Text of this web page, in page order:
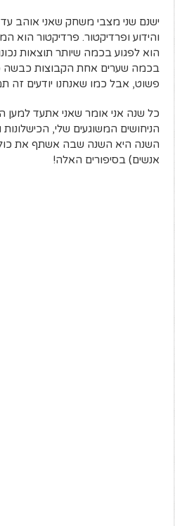
ישנם שני מצבי משחק שאני אוהב
והידוע ופרדיקטור. פרדיקטור הוא
הוא לפגוע בכמה שיותר תוצאות
בכמה שערים אחת הקבוצות כבשה
פשוט, אבל כמו שאנחנו יודעים זה
כל שנה אני אומר שאני אתעד למען
הניחושים המשוגעים שלי,
השנה היא השנה שבה אשתף את
אנשים) בסיפורים האלה!